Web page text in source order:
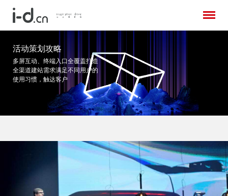
活动策划攻略
多屏互动、终端入口全覆盖打造
全渠道建站需求满足不同用户的
使用习惯，触达客户